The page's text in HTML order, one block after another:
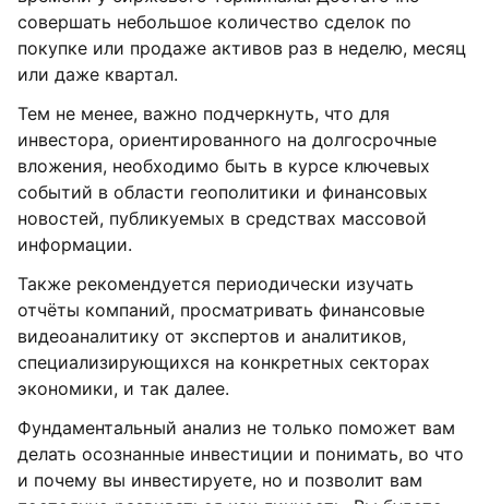
совершать небольшое количество сделок по
покупке или продаже активов раз в неделю, месяц
или даже квартал.
Тем не менее, важно подчеркнуть, что для
инвестора, ориентированного на долгосрочные
вложения, необходимо быть в курсе ключевых
событий в области геополитики и финансовых
новостей, публикуемых в средствах массовой
информации.
Также рекомендуется периодически изучать
отчёты компаний, просматривать финансовые
видеоаналитику от экспертов и аналитиков,
специализирующихся на конкретных секторах
экономики, и так далее.
Фундаментальный анализ не только поможет вам
делать осознанные инвестиции и понимать, во что
и почему вы инвестируете, но и позволит вам